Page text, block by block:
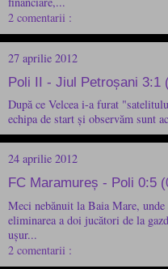
2 comentarii :
27 aprilie 2012
Poli II - Jiul Petroșani 3:1
După ce Velcea i-a furat
echipa de start și observăm sunt
24 aprilie 2012
FC Maramureș - Poli 0:5
Meci nebănuit la Baia Mare,
eliminarea a doi jucători de la
ușur...
2 comentarii :